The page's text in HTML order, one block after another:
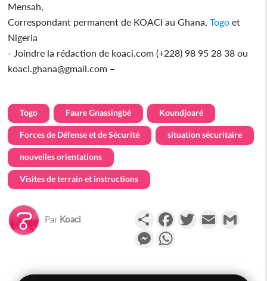
Mensah,
Correspondant permanent de KOACI au Ghana,Togo et
Nigeria
- Joindre la rédaction de koaci.com (+228) 98 95 28 38 ou
koaci.ghana@gmail.com –
Togo Faure Gnassingbé Koundjoaré
Forces de Défense et de Sécurité situation sécuritaire
nouvelles orientations
Visites de terrain et instructions
Par Koaci PartagerFacebookTwitterEmail
Messenger